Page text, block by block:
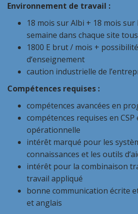
Environnement de travail :
18 mois sur Albi + 18 mois sur
semaine dans chaque site
1800 E brut / mois +
d‘enseignement
caution industrielle de
Compétences requises :
compétences avancées en
compétences requises en CSP
opérationnelle
intérêt marqué pour les
connaissances et les outils d
intérêt pour la combinaison
travail appliqué
bonne communication écrite
et anglais